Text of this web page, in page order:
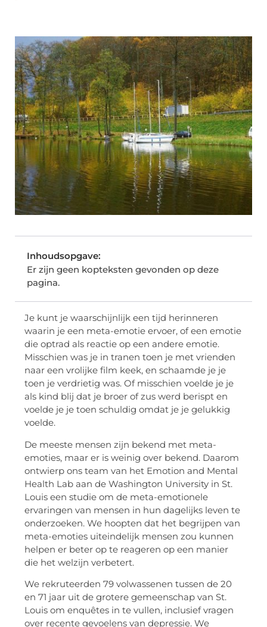
Inhoudsopgave:
Er zijn geen kopteksten gevonden op deze
pagina.
Je kunt je waarschijnlijk een tijd herinneren
waarin je een meta-emotie ervoer, of een emotie
die optrad als reactie op een andere emotie.
Misschien was je in tranen toen je met vrienden
naar een vrolijke film keek, en schaamde je je
toen je verdrietig was. Of misschien voelde je je
als kind blij dat je broer of zus werd berispt en
voelde je je toen schuldig omdat je je gelukkig
voelde.
De meeste mensen zijn bekend met meta-
emoties, maar er is weinig over bekend. Daarom
ontwierp ons team van het Emotion and Mental
Health Lab aan de Washington University in St.
Louis een studie om de meta-emotionele
ervaringen van mensen in hun dagelijks leven te
onderzoeken. We hoopten dat het begrijpen van
meta-emoties uiteindelijk mensen zou kunnen
helpen er beter op te reageren op een manier
die het welzijn verbetert.
We rekruteerden 79 volwassenen tussen de 20
en 71 jaar uit de grotere gemeenschap van St.
Louis om enquêtes in te vullen, inclusief vragen
over recente gevoelens van depressie. We